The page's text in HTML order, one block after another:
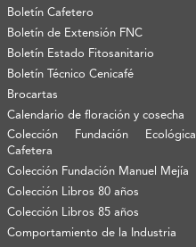
Boletín Cafetero
Boletín de Extensión FNC
Boletín Estado Fitosanitario
Boletín Técnico Cenicafé
Brocartas
Calendario de floración y cosecha
Colección Fundación Ecológica
Cafetera
Colección Fundación Manuel Mejía
Colección Libros 80 años
Colección Libros 85 años
Comportamiento de la Industria